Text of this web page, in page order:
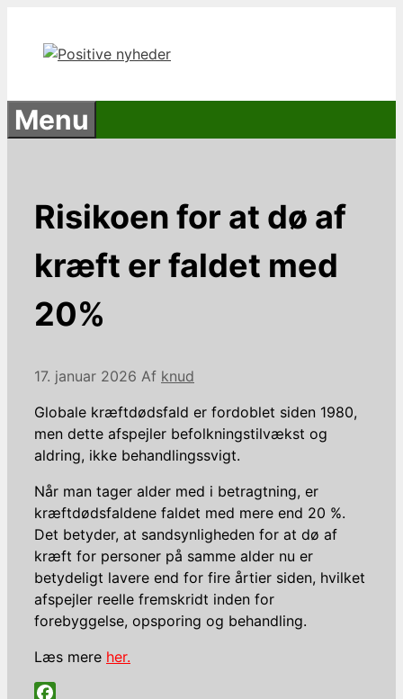
indhold
Menu
Risikoen for at dø af
kræft er faldet med
20%
17. januar 2026 Af knud
Globale kræftdødsfald er fordoblet siden 1980,
men dette afspejler befolkningstilvækst og
aldring, ikke behandlingssvigt.
Når man tager alder med i betragtning, er
kræftdødsfaldene faldet med mere end 20 %.
Det betyder, at sandsynligheden for at dø af
kræft for personer på samme alder nu er
betydeligt lavere end for fire årtier siden, hvilket
afspejler reelle fremskridt inden for
forebyggelse, opsporing og behandling.
Læs mere her.